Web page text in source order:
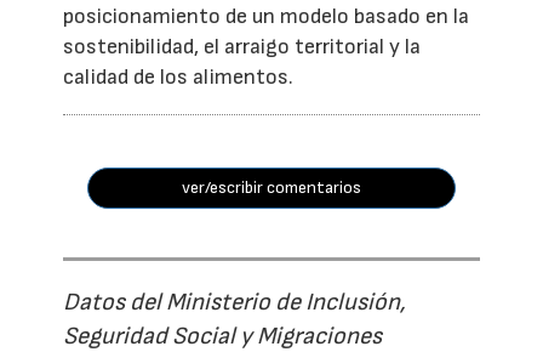
posicionamiento de un modelo basado en la
sostenibilidad, el arraigo territorial y la
calidad de los alimentos.
ver/escribir comentarios
Datos del Ministerio de Inclusión,
Seguridad Social y Migraciones